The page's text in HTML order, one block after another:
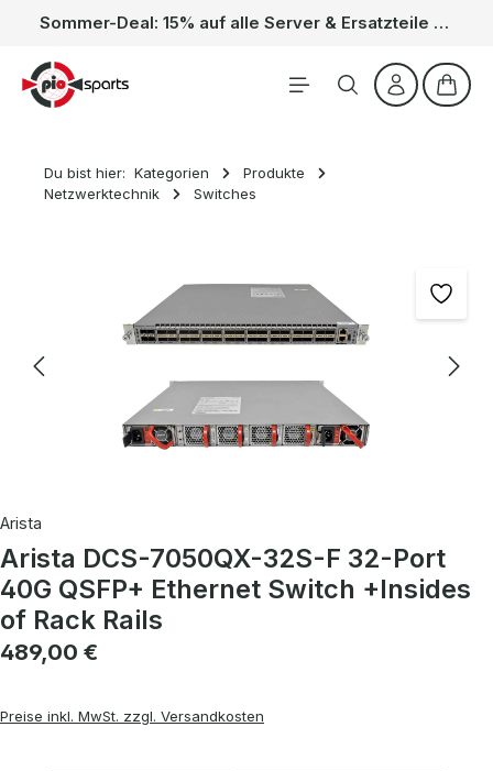
Zum Hauptinhalt springen Sommer-Deal: 15% auf alle Server & Ersatzteile – Kein Code nötig, der Rabatt wird automatisch im Warenkorb abgezogen. Gültig vom 01.06. bis 31.08.
Du bist hier: Kategorien
Produkte
Netzwerktechnik
Switches
Arista
Arista DCS-7050QX-32S-F 32-Port
40G QSFP+ Ethernet Switch +Insides
of Rack Rails
Regulärer Preis:
489,00 €
Preise inkl. MwSt. zzgl. Versandkosten